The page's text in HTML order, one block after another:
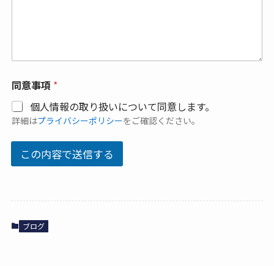
同意事項 *
個人情報の取り扱いについて同意します。
詳細はプライバシーポリシーをご確認ください。
この内容で送信する
ブログ